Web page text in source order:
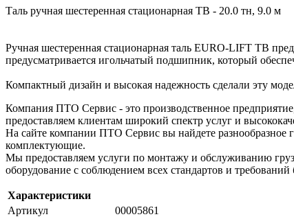
Таль ручная шестеренная стационарная ТВ - 20.0 тн, 9.0 м
Ручная шестеренная стационарная таль EURO-LIFT ТВ
предусматривается игольчатый подшипник, который
Компактный дизайн и высокая надежность сделали эту
Компания ПТО Сервис - это производственное
предоставляем клиентам широкий спектр услуг и
На сайте компании ПТО Сервис вы найдете разнообразное
комплектующие.
Мы предоставляем услуги по монтажу и обслуживанию
оборудование с соблюдением всех стандартов и требований
Характеристики
Артикул
00005861